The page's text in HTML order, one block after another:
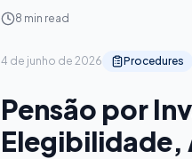
8 min read
4 de junho de 2026 Procedures
Pensão por
Elegibilidade,